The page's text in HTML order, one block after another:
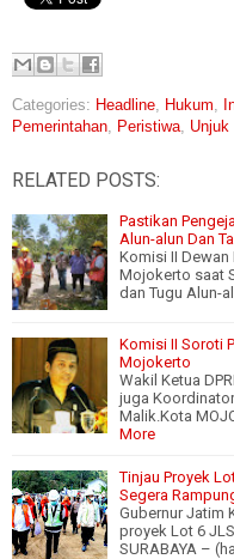
Categories: Headline Hukum
Pemerintahan
Peristiwa Unjuk
RELATED POSTS:
Pastikan
Alun-alun Dan
Komisi II Dewan
Mojokerto saat
dan Tugu Alun-
Komisi II Soroti
Mojokerto
Wakil Ketua
juga
Malik.Kota
More
Tinjau Proyek
Segera
Gubernur Jatim
proyek Lot 6
SURABAYA –